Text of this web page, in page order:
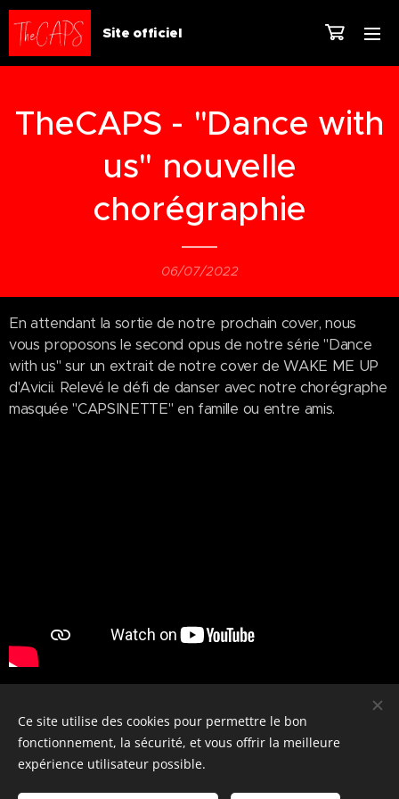
Site officiel
TheCAPS - "Dance with
us" nouvelle
chorégraphie
06/07/2022
En attendant la sortie de notre prochain cover, nous
vous proposons le second opus de notre série "Dance
with us" sur un extrait de notre cover de WAKE ME UP
d'Avicii. Relevé le défi de danser avec notre chorégraphe
masquée "CAPSINETTE" en famille ou entre amis.
© 2024 TheCAPSofficial. Tous droits réservés.
Ce site utilise des cookies pour permettre le bon
fonctionnement, la sécurité, et vous offrir la meilleure
expérience utilisateur possible.